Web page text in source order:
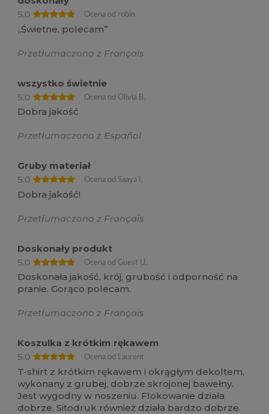
5.0
Ocena od robin
„Świetne, polecam”
Przetłumaczono z Français
wszystko świetnie
5.0
Ocena od Olivia B.
Dobra jakość
Przetłumaczono z Español
Gruby materiał
5.0
Ocena od Saaya I.
Dobra jakość!
Przetłumaczono z Français
Doskonały produkt
5.0
Ocena od Guest U.
Doskonała jakość, krój, grubość i odporność na
pranie. Gorąco polecam.
Przetłumaczono z Français
Koszulka z krótkim rękawem
5.0
Ocena od Laurent
T-shirt z krótkim rękawem i okrągłym dekoltem,
wykonany z grubej, dobrze skrojonej bawełny.
Jest wygodny w noszeniu. Flokowanie działa
dobrze. Sitodruk również działa bardzo dobrze.